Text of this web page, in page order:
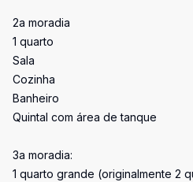
2a moradia
1 quarto
Sala
Cozinha
Banheiro
Quintal com área de tanque
3a moradia:
1 quarto grande (originalmente 2